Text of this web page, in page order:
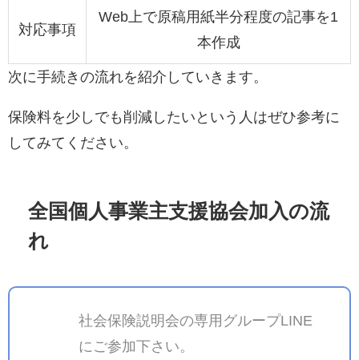
対応事項
Web上で原稿用紙半分程度の記事を1
本作成
次に手続きの流れを紹介していきます。
保険料を少しでも削減したいという人はぜひ参考に
してみてください。
全国個人事業主支援協会加入の流
れ
社会保険説明会の専用グループLINE
にご参加下さい。